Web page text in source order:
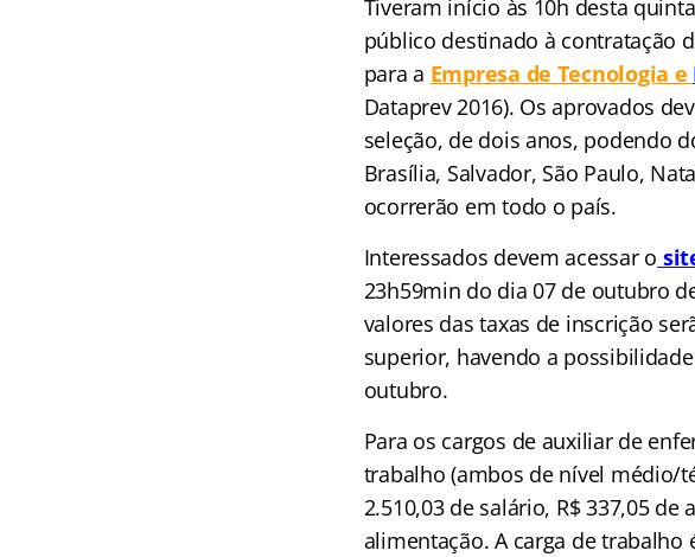
Tiveram início às 10h desta
público destinado à contratação
para a Empresa de Tecnologia e
Dataprev 2016). Os aprovados
seleção, de dois anos, podendo
Brasília, Salvador, São Paulo,
ocorrerão em todo o país.
Interessados devem acessar o
23h59min do dia 07 de outubro
valores das taxas de inscrição
superior, havendo a
outubro.
Para os cargos de auxiliar de
trabalho (ambos de nível médio/
2.510,03 de salário, R$ 337,05
alimentação. A carga de